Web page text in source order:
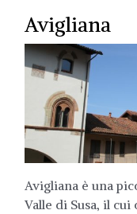
Avigliana
Avigliana è una
Valle di Susa, il